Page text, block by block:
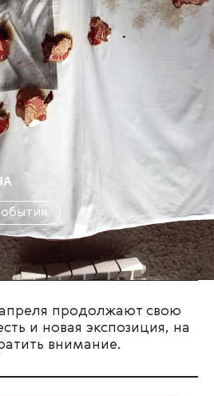
продолжают свою
и новая экспозиция, на
внимание.